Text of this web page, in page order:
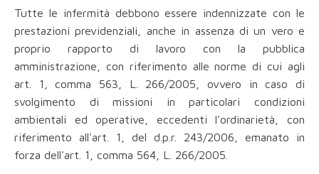
Tutte le infermità debbono essere indennizzate con le
prestazioni previdenziali, anche in assenza di un vero e
proprio rapporto di lavoro con la pubblica
amministrazione, con riferimento alle norme di cui agli
art. 1, comma 563, L. 266/2005, ovvero in caso di
svolgimento di missioni in particolari condizioni
ambientali ed operative, eccedenti l'ordinarietà, con
riferimento all'art. 1, del d.p.r. 243/2006, emanato in
forza dell'art. 1, comma 564, L. 266/2005.